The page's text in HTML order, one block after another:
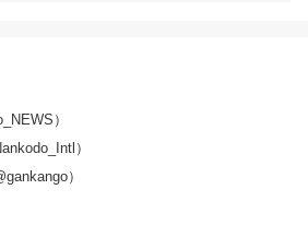
）
）
）